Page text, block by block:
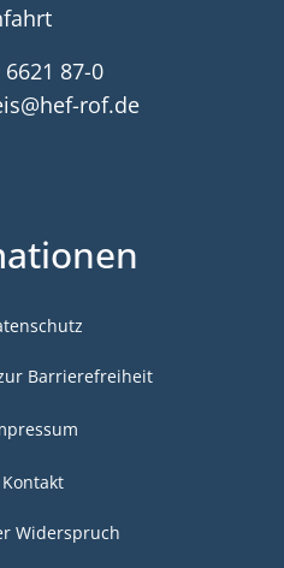
6621 87-0
rof.de
Barrierefreiheit
Kontakt
Widerspruch